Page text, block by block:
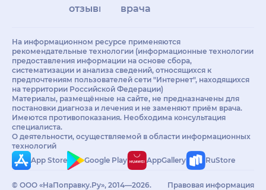
отзывы
врачам
На информационном ресурсе применяются
рекомендательные технологии (информационные технологии
предоставления информации на основе сбора,
систематизации и анализа сведений, относящихся к
предпочтениям пользователей сети "Интернет", находящихся
на территории Российской Федерации)
Материалы, размещённые на сайте, не предназначены для
постановки диагноза и лечения и не заменяют приём врача.
Имеются противопоказания. Необходима консультация
специалиста.
О деятельности, осуществляемой в области информационных
технологий
App Store
Google Play AppGallery RuStore
© ООО «НаПоправку.Ру», 2014—2026.
Правовая информация